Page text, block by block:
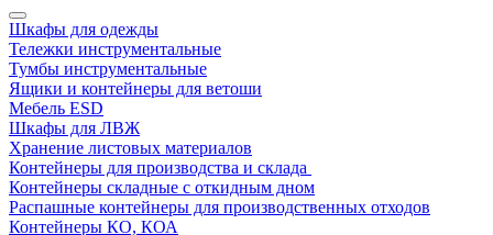
Шкафы для одежды
Тележки инструментальные
Тумбы инструментальные
Ящики и контейнеры для ветоши
Мебель ESD
Шкафы для ЛВЖ
Хранение листовых материалов
Контейнеры для производства и склада
Контейнеры складные с откидным дном
Распашные контейнеры для производственных отходов
Контейнеры КО, КОА